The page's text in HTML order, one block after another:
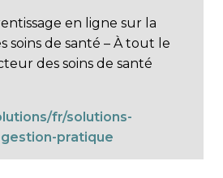
en ligne sur la
soins de santé – À tout le
des soins de santé
fr/solutions-
pratique